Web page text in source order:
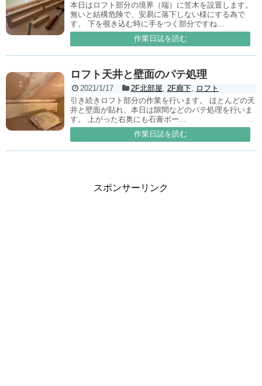
本日はロフト部分の境界（端）に笠木を設置します。
無いと結構危険で、安易に落下しない様にする為で
す。 下を覗き込む時に手をつく部分ですね...
作業日誌を読む
ロフト天井と壁面のパテ処理
2021/1/17 2F北部屋, 2F廊下, ロフト
引き続きロフト部分の作業を行います。 ほとんどの天
井と壁面が貼れ、本日は隙間などのパテ処理を行いま
す。 上がった右奥にも石膏ボー...
作業日誌を読む
スポンサーリンク